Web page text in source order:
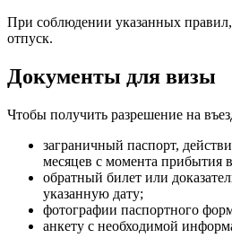
При соблюдении указанных
отпуск.
Документы для визы
Чтобы получить разрешение на
заграничный паспорт,
месяцев с момента прибытия
обратный билет или
указанную дату;
фотографии паспортного
анкету с необходимой